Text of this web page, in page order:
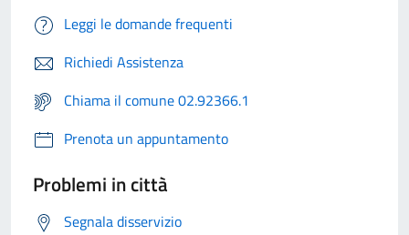
Leggi le domande frequenti
Richiedi Assistenza
Chiama il comune 02.92366.1
Prenota un appuntamento
Problemi in città
Segnala disservizio